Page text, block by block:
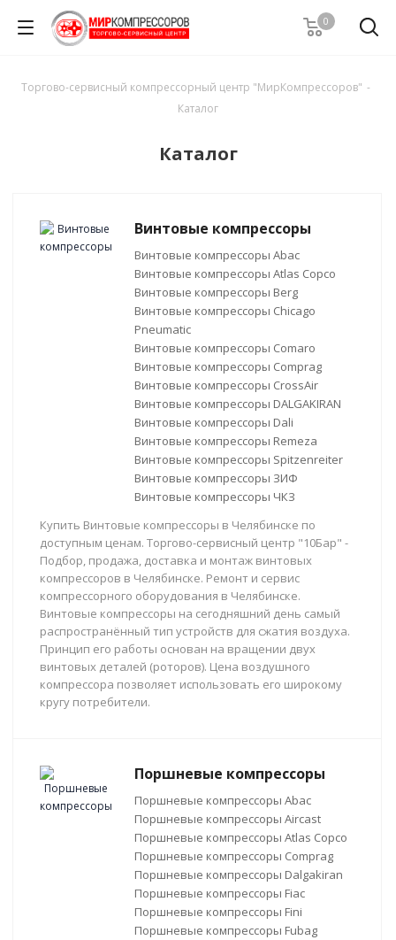
0
Торгово-сервисный компрессорный центр "МирКомпрессоров" -
Каталог
Каталог
Винтовые компрессоры
Винтовые компрессоры Abac
Винтовые компрессоры Atlas Copco
Винтовые компрессоры Berg
Винтовые компрессоры Chicago
Pneumatic
Винтовые компрессоры Comaro
Винтовые компрессоры Comprag
Винтовые компрессоры CrossAir
Винтовые компрессоры DALGAKIRAN
Винтовые компрессоры Dali
Винтовые компрессоры Remeza
Винтовые компрессоры Spitzenreiter
Винтовые компрессоры ЗИФ
Винтовые компрессоры ЧКЗ
Купить Винтовые компрессоры в Челябинске по
доступным ценам. Торгово-сервисный центр "10Бар" -
Подбор, продажа, доставка и монтаж винтовых
компрессоров в Челябинске. Ремонт и сервис
компрессорного оборудования в Челябинске.
Винтовые компрессоры на сегодняшний день самый
распространённый тип устройств для сжатия воздуха.
Принцип его работы основан на вращении двух
винтовых деталей (роторов). Цена воздушного
компрессора позволяет использовать его широкому
кругу потребители.
Поршневые компрессоры
Поршневые компрессоры Abac
Поршневые компрессоры Aircast
Поршневые компрессоры Atlas Copco
Поршневые компрессоры Comprag
Поршневые компрессоры Dalgakiran
Поршневые компрессоры Fiac
Поршневые компрессоры Fini
Поршневые компрессоры Fubag